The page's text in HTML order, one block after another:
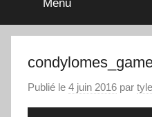
Menu
Publié le 4 juin 2016 par